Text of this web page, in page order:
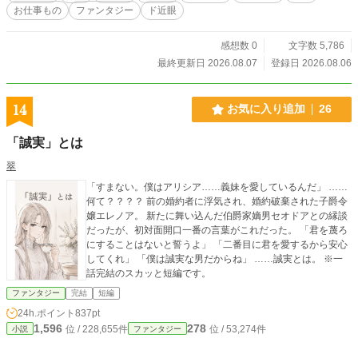
お仕事もの
ファンタジー ド近眼
感想数 0
文字数 5,786
最終更新日 2026.08.07
登録日 2026.08.06
14 お気に入り追加 26
「誠実」とは
翠
「すまない。僕はアリシア……義妹を愛しているんだ」 ……
何て？？？？ 前の婚約者に浮気され、婚約破棄された子爵令
嬢エレノア。 新たに舞い込んだ伯爵家嫡男セオドアとの縁談
だったが、初対面開口一番の言葉がこれだった。 「君を蔑ろ
にすることはないと誓うよ」 「二番目に君を愛するから安心
してくれ」 「僕は誠実な男だからね」 ……誠実とは。 ※一
話完結のスカッと短編です。
ファンタジー 完結 短編
24h.ポイント 837pt
小説 1,596 位 / 228,655件 ファンタジー 278 位 / 53,274件